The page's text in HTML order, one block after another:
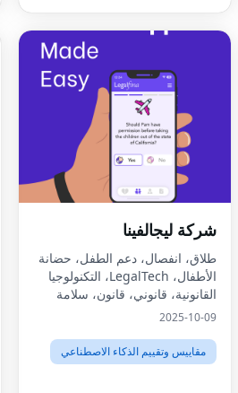
شركة ليجالفينا
طلاق، انفصال، دعم الطفل، حضانة
الأطفال، LegalTech، التكنولوجيا
القانونية، قانوني، قانون، سلامة
الطفل، عدالة قانونية، عدالة، أبوة،
محامي، قسم
2025-10-09
مقاييس وتقييم الذكاء الاصطناعي